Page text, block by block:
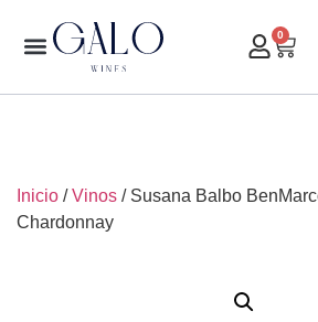
0
Inicio /Vinos / Susana Balbo
Chardonnay